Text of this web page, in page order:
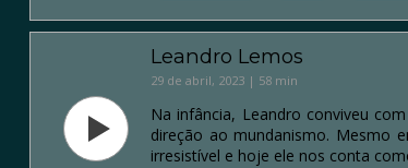
Leandro Lemos
29 de abril, 2023 | 58 min
Na infância, Leandro conviveu
direção ao mundanismo. Mesmo
irresistível e hoje ele nos conta